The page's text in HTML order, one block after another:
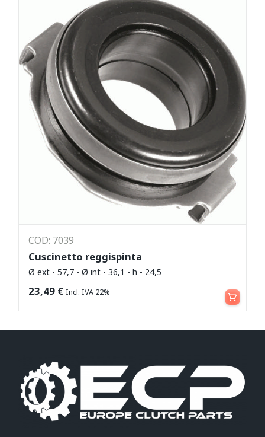
COD: 7039
Cuscinetto reggispinta
Ø ext - 57,7 - Ø int - 36,1 - h - 24,5
23,49 € Incl. IVA 22% Leggi tutto